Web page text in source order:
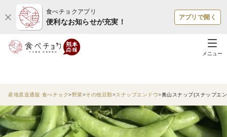
食べチョクアプリ
便利なお知らせが充実！
アプリで開く
メニュー
産地直送通販 食べチョク 野菜 その他豆類 スナップエンドウ 奥山スナップ(スナップ